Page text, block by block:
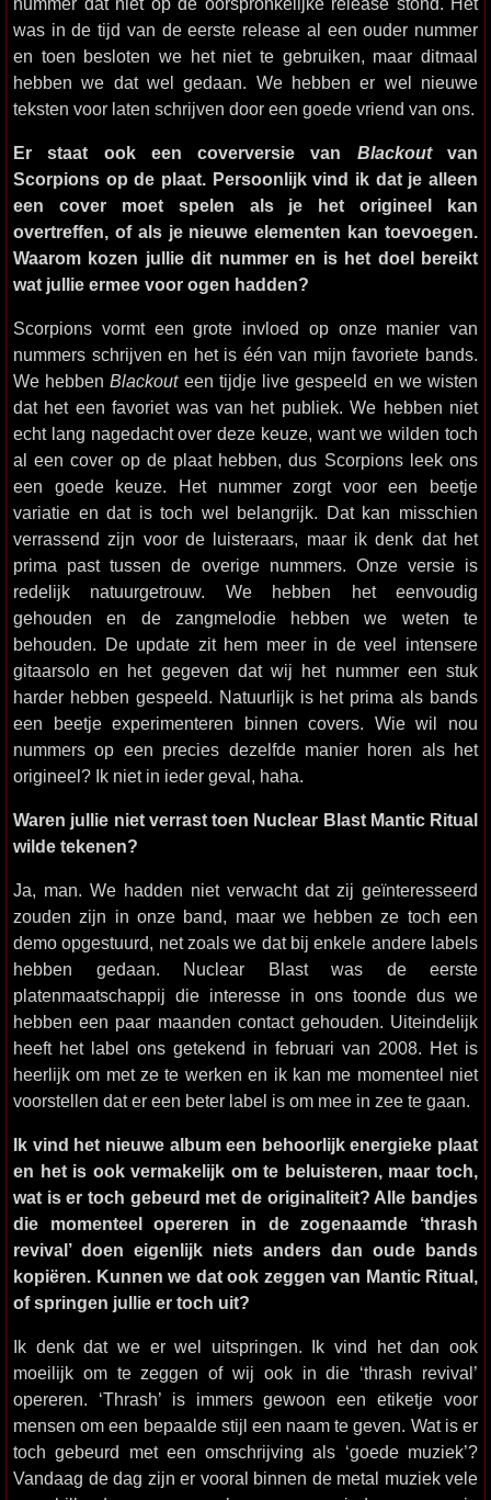
was in de tijd van de eerste release al een ouder nummer
en toen besloten we het niet te gebruiken, maar ditmaal
hebben we dat wel gedaan. We hebben er wel nieuwe
teksten voor laten schrijven door een goede vriend van ons.
Er staat ook een coverversie van Blackoutvan
Scorpions op de plaat. Persoonlijk vind ik dat je alleen
een cover moet spelen als je het origineel kan
overtreffen, of als je nieuwe elementen kan toevoegen.
Waarom kozen jullie dit nummer en is het doel bereikt
wat jullie ermee voor ogen hadden?
Scorpions vormt een grote invloed op onze manier van
nummers schrijven en het is één van mijn favoriete bands.
We hebbenBlackouteen tijdje live gespeeld en we wisten
dat het een favoriet was van het publiek. We hebben niet
echt lang nagedacht over deze keuze, want we wilden toch
al een cover op de plaat hebben, dus Scorpions leek ons
een goede keuze. Het nummer zorgt voor een beetje
variatie en dat is toch wel belangrijk. Dat kan misschien
verrassend zijn voor de luisteraars, maar ik denk dat het
prima past tussen de overige nummers. Onze versie is
redelijk natuurgetrouw. We hebben het eenvoudig
gehouden en de zangmelodie hebben we weten te
behouden. De update zit hem meer in de veel intensere
gitaarsolo en het gegeven dat wij het nummer een stuk
harder hebben gespeeld. Natuurlijk is het prima als bands
een beetje experimenteren binnen covers. Wie wil nou
nummers op een precies dezelfde manier horen als het
origineel? Ik niet in ieder geval, haha.
Waren jullie niet verrast toen Nuclear Blast Mantic Ritual
wilde tekenen?
Ja, man. We hadden niet verwacht dat zij geïnteresseerd
zouden zijn in onze band, maar we hebben ze toch een
demo opgestuurd, net zoals we dat bij enkele andere labels
hebben gedaan. Nuclear Blast was de eerste
platenmaatschappij die interesse in ons toonde dus we
hebben een paar maanden contact gehouden. Uiteindelijk
heeft het label ons getekend in februari van 2008. Het is
heerlijk om met ze te werken en ik kan me momenteel niet
voorstellen dat er een beter label is om mee in zee te gaan.
Ik vind het nieuwe album een behoorlijk energieke plaat
en het is ook vermakelijk om te beluisteren, maar toch,
wat is er toch gebeurd met de originaliteit? Alle bandjes
die momenteel opereren in de zogenaamde ‘thrash
revival’ doen eigenlijk niets anders dan oude bands
kopiëren. Kunnen we dat ook zeggen van Mantic Ritual,
of springen jullie er toch uit?
Ik denk dat we er wel uitspringen. Ik vind het dan ook
moeilijk om te zeggen of wij ook in die ‘thrash revival’
opereren. ‘Thrash’ is immers gewoon een etiketje voor
mensen om een bepaalde stijl een naam te geven. Wat is er
toch gebeurd met een omschrijving als ‘goede muziek’?
Vandaag de dag zijn er vooral binnen de metal muziek vele